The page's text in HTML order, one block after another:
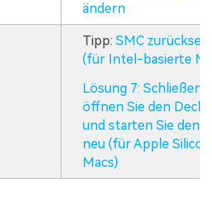
ändern
Tipp: SMC
(für Intel-basierte
Lösung 7: Schließen
öffnen Sie den
und starten Sie den
neu (für Apple Silicon
Macs)